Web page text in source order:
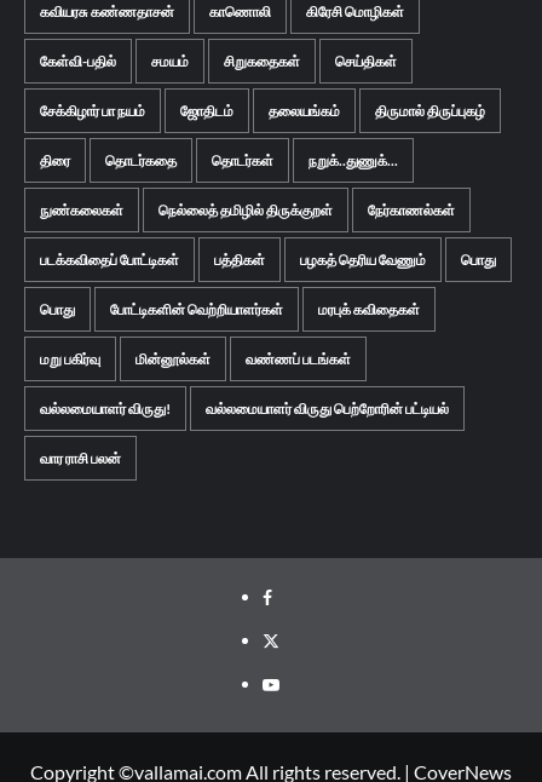
கவியரசு கண்ணதாசன் காணொலி கிரேசி மொழிகள்
கேள்வி-பதில் சமயம் சிறுகதைகள் செய்திகள்
சேக்கிழார் பா நயம் ஜோதிடம் தலையங்கம் திருமால் திருப்புகழ்
திரை தொடர்கதை தொடர்கள் நறுக்..துணுக்...
நுண்கலைகள் நெல்லைத் தமிழில் திருக்குறள் நேர்காணல்கள்
படக்கவிதைப் போட்டிகள் பத்திகள் பழகத் தெரிய வேணும் பொது
பொது போட்டிகளின் வெற்றியாளர்கள் மரபுக் கவிதைகள்
மறு பகிர்வு மின்னூல்கள் வண்ணப் படங்கள்
வல்லமையாளர் விருது! வல்லமையாளர் விருது பெற்றோரின் பட்டியல்
வார ராசி பலன்
Facebook
Twitter
Youtube
Copyright ©vallamai.com All rights reserved. | CoverNews